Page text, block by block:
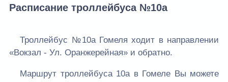
Расписание троллейбуса №10а
Троллейбус №10а Гомеля ходит в направлении
«Вокзал - Ул. Оранжерейная» и обратно.
Маршрут троллейбуса 10а в Гомеле Вы можете